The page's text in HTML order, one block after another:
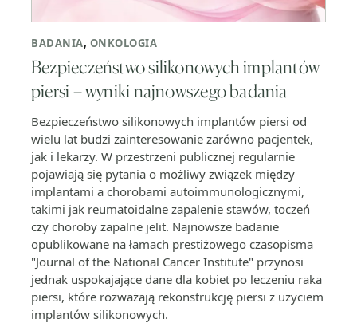
BADANIA, ONKOLOGIA
Bezpieczeństwo silikonowych implantów
piersi – wyniki najnowszego badania
Bezpieczeństwo silikonowych implantów piersi od
wielu lat budzi zainteresowanie zarówno pacjentek,
jak i lekarzy. W przestrzeni publicznej regularnie
pojawiają się pytania o możliwy związek między
implantami a chorobami autoimmunologicznymi,
takimi jak reumatoidalne zapalenie stawów, toczeń
czy choroby zapalne jelit. Najnowsze badanie
opublikowane na łamach prestiżowego czasopisma
"Journal of the National Cancer Institute" przynosi
jednak uspokajające dane dla kobiet po leczeniu raka
piersi, które rozważają rekonstrukcję piersi z użyciem
implantów silikonowych.